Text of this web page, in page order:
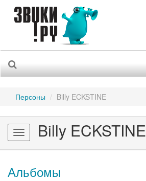
Персоны Billy ECKSTINE
Toggle
navigation
Billy ECKSTINE
Альбомы